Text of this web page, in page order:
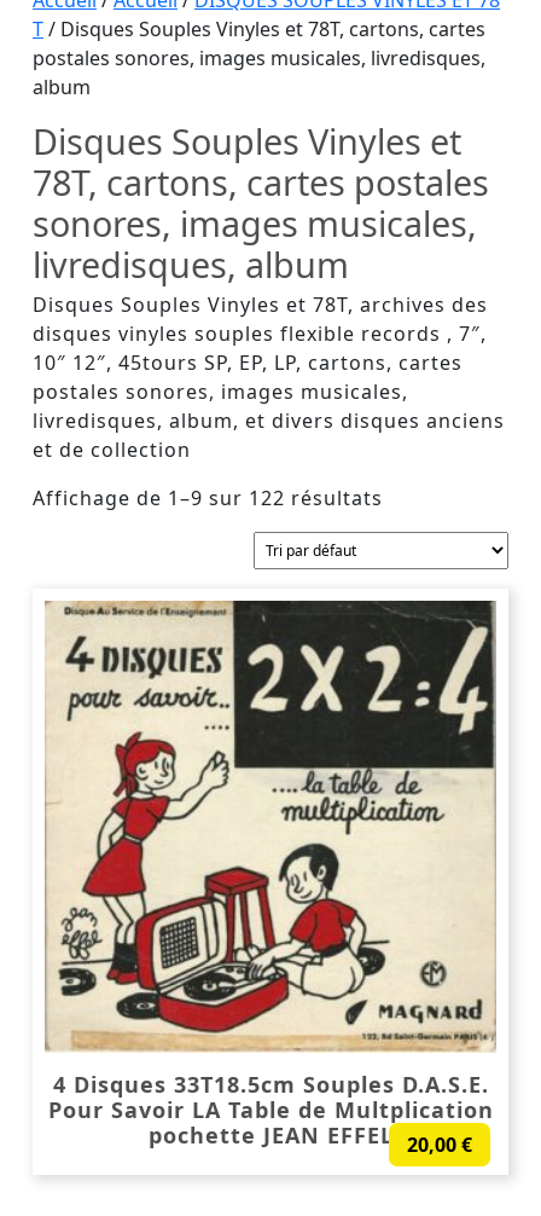
T/ Disques Souples Vinyles et 78T, cartons, cartes
postales sonores, images musicales, livredisques,
album
Disques Souples Vinyles et
78T, cartons, cartes postales
sonores, images musicales,
livredisques, album
Disques Souples Vinyles et 78T, archives des
disques vinyles souples flexible records , 7″,
10″ 12″, 45tours SP, EP, LP, cartons, cartes
postales sonores, images musicales,
livredisques, album, et divers disques anciens
et de collection
Affichage de 1–9 sur 122 résultats
4 Disques 33T18.5cm Souples D.A.S.E.
Pour Savoir LA Table de Multplication
pochette JEAN EFFEL 20,00€